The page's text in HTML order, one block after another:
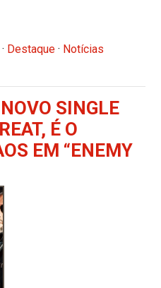
· Destaque · Notícias
SINGLE
É O
EM “ENEMY